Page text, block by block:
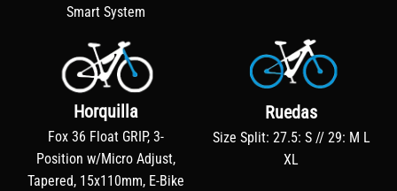
Smart System
Horquilla
Fox 36 Float GRIP, 3-
Position w/Micro Adjust,
Tapered, 15x110mm, E-Bike
Ruedas
Size Split: 27.5: S // 29: M L
XL